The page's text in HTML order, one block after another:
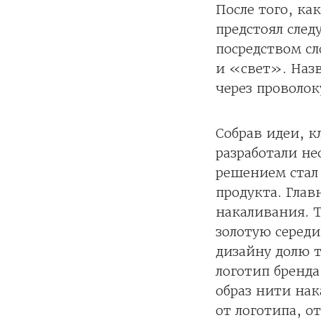
После того,
предстоял
посредством
и «свет».
через
Собрав идеи,
разработали
решением
продукта.
накаливания.
золотую
дизайну долю
логотип
образ нити
от логотипа,